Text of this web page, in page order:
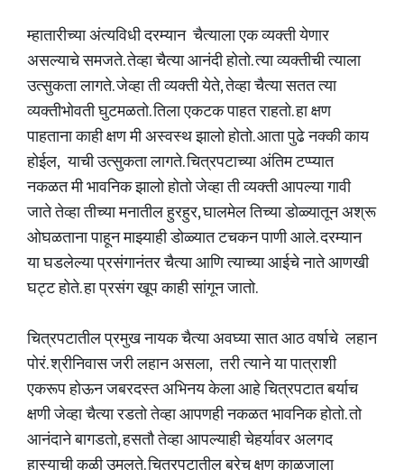
म्हातारीच्या अंत्यविधी दरम्यान चैत्याला एक व्यक्ती येणार
असल्याचे समजते. तेव्हा चैत्या आनंदी होतो. त्या व्यक्तीची त्याला
उत्सुकता लागते. जेव्हा ती व्यक्ती येते, तेव्हा चैत्या सतत त्या
व्यक्तीभोवती घुटमळतो. तिला एकटक पाहत राहतो. हा क्षण
पाहताना काही क्षण मी अस्वस्थ झालो होतो. आता पुढे नक्की काय
होईल, याची उत्सुकता लागते. चित्रपटाच्या अंतिम टप्प्यात
नकळत मी भावनिक झालो होतो जेव्हा ती व्यक्ती आपल्या गावी
जाते तेव्हा तीच्या मनातील हुरहुर, घालमेल तिच्या डोळ्यातून अश्रू
ओघळताना पाहून माझ्याही डोळ्यात टचकन पाणी आले. दरम्यान
या घडलेल्या प्रसंगानंतर चैत्या आणि त्याच्या आईचे नाते आणखी
घट्ट होते. हा प्रसंग खूप काही सांगून जातो.
चित्रपटातील प्रमुख नायक चैत्या अवघ्या सात आठ वर्षाचे लहान
पोरं. श्रीनिवास जरी लहान असला, तरी त्याने या पात्राशी
एकरूप होऊन जबरदस्त अभिनय केला आहे चित्रपटात बर्याच
क्षणी जेव्हा चैत्या रडतो तेव्हा आपणही नकळत भावनिक होतो. तो
आनंदाने बागडतो, हसतौ तेव्हा आपल्याही चेहर्यावर अलगद